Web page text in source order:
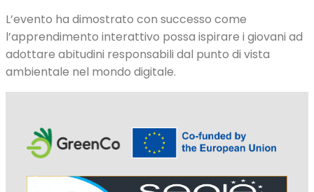
L’evento ha dimostrato con successo come
l’apprendimento interattivo possa ispirare i giovani ad
adottare abitudini responsabili dal punto di vista
ambientale nel mondo digitale.